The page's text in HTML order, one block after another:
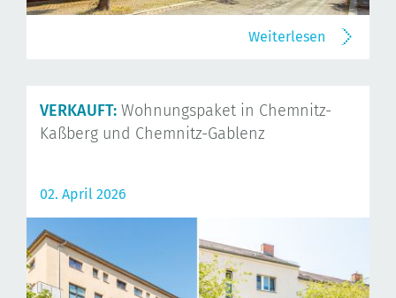
Weiterlesen
VERKAUFT: Wohnungspaket in Chemnitz-
Kaßberg und Chemnitz-Gablenz
02. April 2026